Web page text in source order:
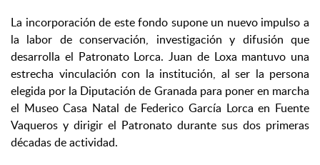
La incorporación de este fondo supone un nuevo impulso a
la labor de conservación, investigación y difusión que
desarrolla el Patronato Lorca. Juan de Loxa mantuvo una
estrecha vinculación con la institución, al ser la persona
elegida por la Diputación de Granada para poner en marcha
el Museo Casa Natal de Federico García Lorca en Fuente
Vaqueros y dirigir el Patronato durante sus dos primeras
décadas de actividad.